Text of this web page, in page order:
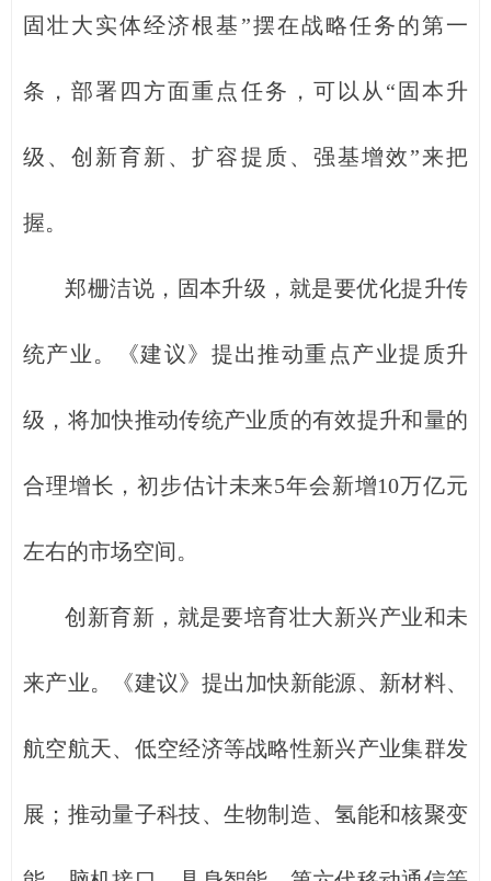
固壮大实体经济根基”摆在战略任务的第一
条，部署四方面重点任务，可以从“固本升
级、创新育新、扩容提质、强基增效”来把
握。
郑栅洁说，固本升级，就是要优化提升传
统产业。《建议》提出推动重点产业提质升
级，将加快推动传统产业质的有效提升和量的
合理增长，初步估计未来5年会新增10万亿元
左右的市场空间。
创新育新，就是要培育壮大新兴产业和未
来产业。《建议》提出加快新能源、新材料、
航空航天、低空经济等战略性新兴产业集群发
展；推动量子科技、生物制造、氢能和核聚变